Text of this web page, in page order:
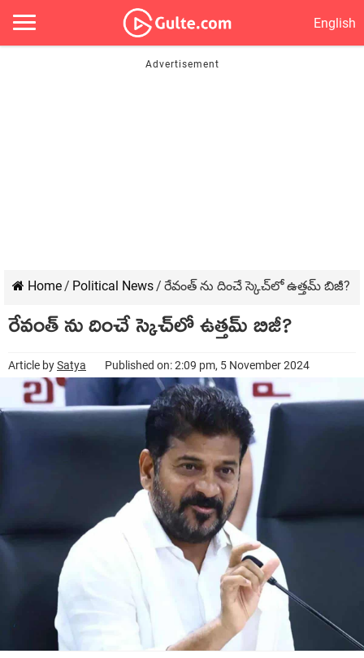
English
Home/ Political News/ రేవంత్ ను దించే స్కెచ్‌లో ఉత్త‌మ్ బిజీ?
రేవంత్ ను దించే స్కెచ్‌లో ఉత్త‌మ్ బిజీ?
Article bySatya Published on: 2:09 pm, 5 November 2024